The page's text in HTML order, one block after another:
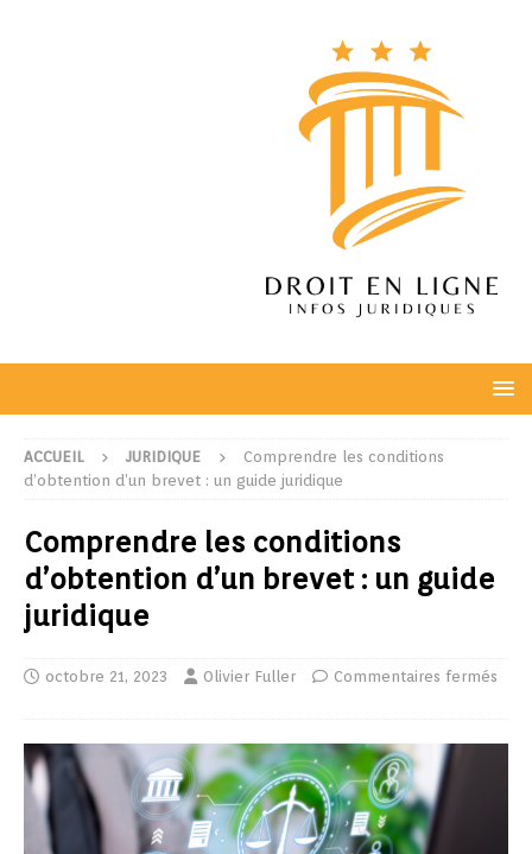
ACCUEIL JURIDIQUE
Comprendre les conditions
d’obtention d’un brevet : un guide juridique
Comprendre les conditions
d’obtention d’un brevet : un guide
juridique
octobre 21, 2023 Olivier Fuller Commentaires fermés